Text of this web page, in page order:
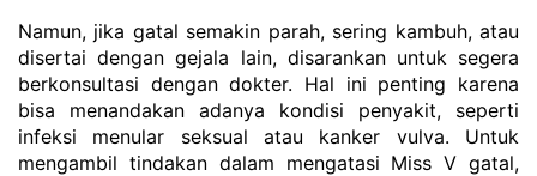
Namun, jika gatal semakin parah, sering kambuh, atau
disertai dengan gejala lain, disarankan untuk segera
berkonsultasi dengan dokter. Hal ini penting karena
bisa menandakan adanya kondisi penyakit, seperti
infeksi menular seksual atau kanker vulva. Untuk
mengambil tindakan dalam mengatasi Miss V gatal,